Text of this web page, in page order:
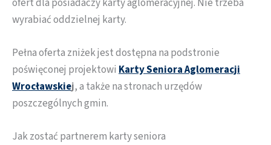
wyrabiać oddzielnej karty.
Pełna oferta zniżek jest dostępna na podstronie
poświęconej projektowi Karty Seniora Aglomeracji
Wrocławskiej, a także na stronach urzędów
poszczególnych gmin.
Jak zostać partnerem karty seniora